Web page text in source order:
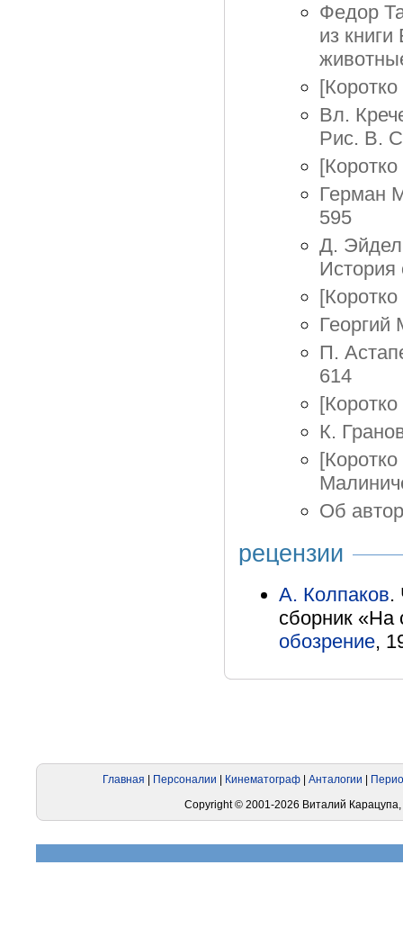
Федор
из
Вл.
Рис. В.
Герман
595
Д.
История
П.
614
К.
Об
рецензии
А. Колпаков.
сборник
обозрение,